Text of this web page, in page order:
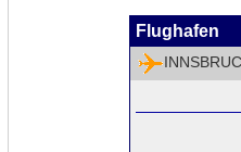
Flughafen